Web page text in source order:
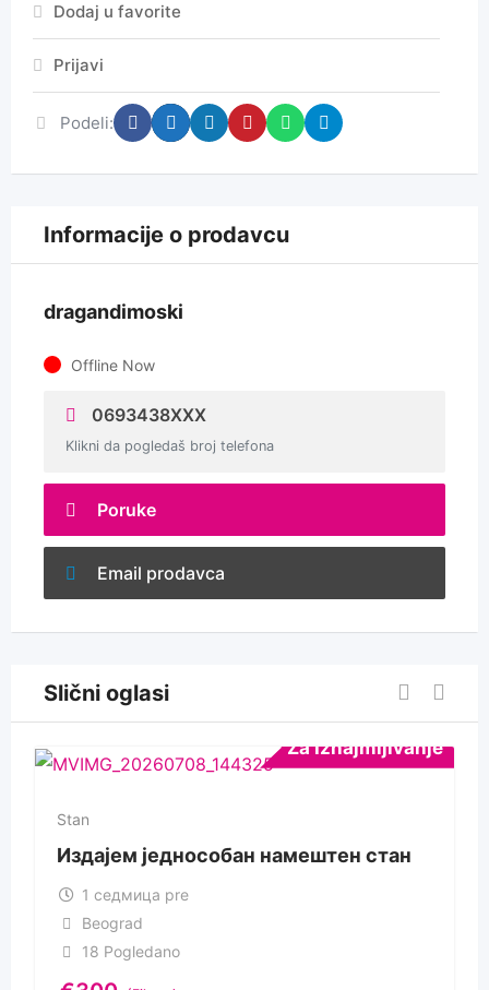
Dodaj u favorite
Prijavi
Podeli:
Informacije o prodavcu
dragandimoski
Offline Now
0693438XXX
Klikni da pogledaš broj telefona
Poruke
Email prodavca
Slični oglasi
Za Iznajmljivanje
Stan
Издајем једнособан намештен стан
1 седмица pre
Beograd
18 Pogledano